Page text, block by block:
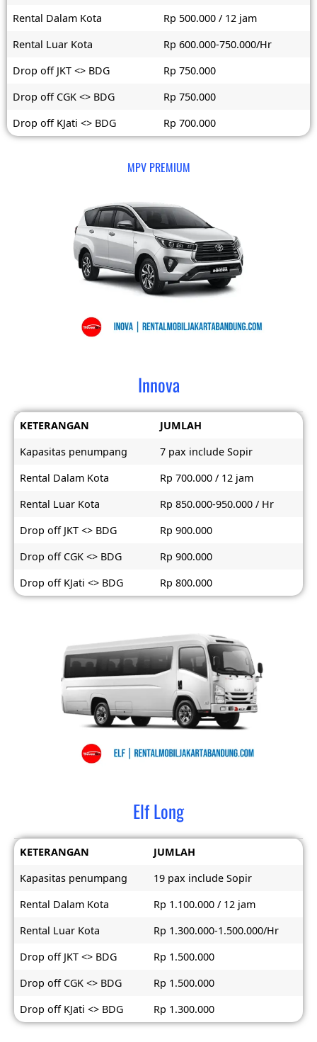
Rental Dalam Kota
Rp 500.000 / 12 jam
Rental Luar Kota
Rp 600.000-750.000/Hr
Drop off JKT <> BDG
Rp 750.000
Drop off CGK <> BDG
Rp 750.000
Drop off KJati <> BDG
Rp 700.000
MPV PREMIUM
Innova
KETERANGAN
JUMLAH
Kapasitas penumpang
7 pax include Sopir
Rental Dalam Kota
Rp 700.000 / 12 jam
Rental Luar Kota
Rp 850.000-950.000 / Hr
Drop off JKT <> BDG
Rp 900.000
Drop off CGK <> BDG
Rp 900.000
Drop off KJati <> BDG
Rp 800.000
Elf Long
KETERANGAN
JUMLAH
Kapasitas penumpang
19 pax include Sopir
Rental Dalam Kota
Rp 1.100.000 / 12 jam
Rental Luar Kota
Rp 1.300.000-1.500.000/Hr
Drop off JKT <> BDG
Rp 1.500.000
Drop off CGK <> BDG
Rp 1.500.000
Drop off KJati <> BDG
Rp 1.300.000